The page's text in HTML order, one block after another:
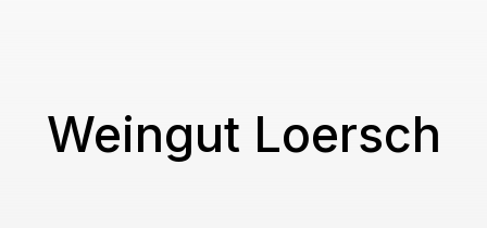
Weingut Loersch